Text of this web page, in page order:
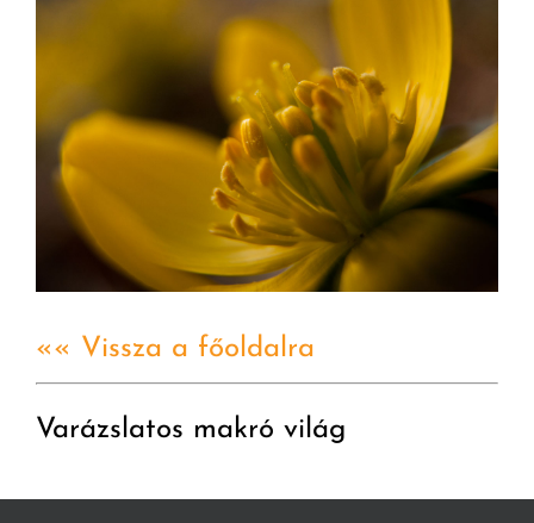
«« Vissza a főoldalra
Varázslatos makró világ